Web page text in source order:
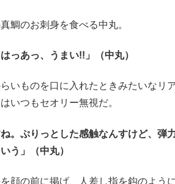
鯛のお刺身を食べる中丸。
っあっ、うまい!!」（中丸）
いものを口に入れたときみたいなリ
いつもセオリー無視だ。
。ぷりっとした感触なんすけど、弾
う」（中丸）
顔の前に掲げ、人差し指を鈎のよう